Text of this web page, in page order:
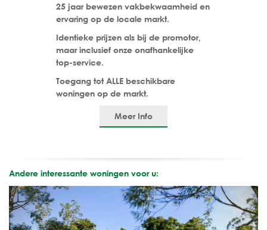
25 jaar bewezen vakbekwaamheid en
ervaring op de locale markt.
Identieke prijzen als bij de promotor,
maar inclusief onze onafhankelijke
top-service.
Toegang tot ALLE beschikbare
woningen op de markt.
Meer Info
Andere interessante woningen voor u: